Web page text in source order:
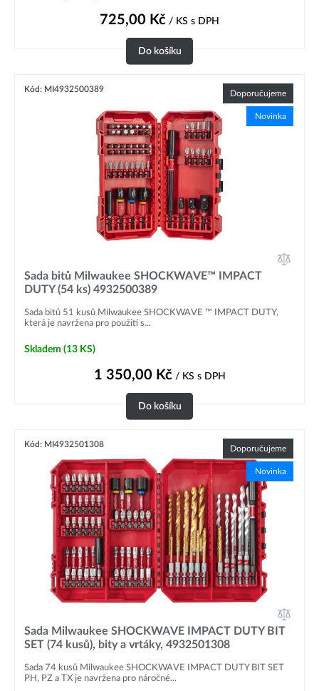
725,00 Kč / KS s DPH
Do košíku
Kód: MI4932500389 Doporučujeme
Novinka
Sada bitů Milwaukee SHOCKWAVE™ IMPACT
DUTY (54 ks) 4932500389
Sada bitů 51 kusů Milwaukee SHOCKWAVE ™ IMPACT DUTY,
která je navržena pro použití s...
Skladem (13 KS)
1 350,00 Kč/ KS s DPH
Do košíku
Kód: MI4932501308 Doporučujeme
Novinka
Sada Milwaukee SHOCKWAVE IMPACT DUTY BIT
SET (74 kusů), bity a vrtáky, 4932501308
Sada 74 kusů Milwaukee SHOCKWAVE IMPACT DUTY BIT SET
PH, PZ a TX je navržena pro náročné...